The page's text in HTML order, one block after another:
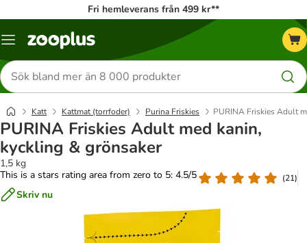
Fri hemleverans från 499 kr**
Katalogmeny
Sök
efter
produkter
Katt Kattmat (torrfoder) Purina Friskies PURINA Friskies Adult
PURINA Friskies Adult med kanin,
kyckling & grönsaker
1,5 kg
This is a stars rating area from zero to 5: 4.5/5
(21)
Skriv nu